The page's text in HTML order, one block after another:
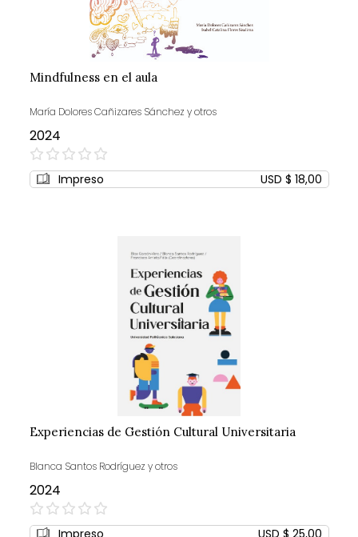
Mindfulness en el aula
María Dolores Cañizares Sánchez y otros
2024
0%
Impreso USD $ 18,00
Experiencias de Gestión Cultural Universitaria
Blanca Santos Rodríguez y otros
2024
0%
Impreso USD $ 25,00